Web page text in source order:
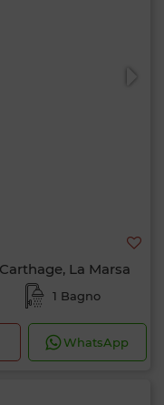
La Marsa
1 Bagno
WhatsApp